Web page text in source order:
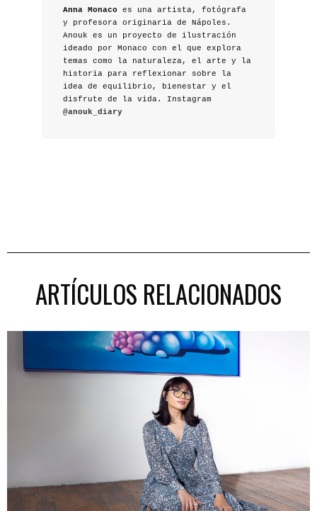
Anna Monaco es una artista, fotógrafa
y profesora originaria de Nápoles.
Anouk es un proyecto de ilustración
ideado por Monaco con el que explora
temas como la naturaleza, el arte y la
historia para reflexionar sobre la
idea de equilibrio, bienestar y el
disfrute de la vida. Instagram
@anouk_diary
ARTÍCULOS RELACIONADOS